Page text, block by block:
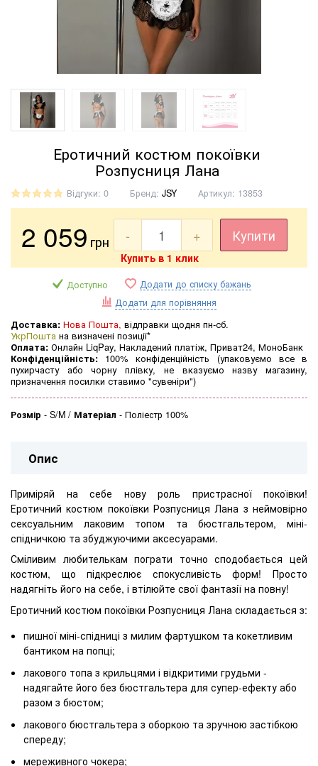
Еротичний костюм покоївки
Розпусниця Лана
Відгуки: 0 Бренд: JSY Артикул: 13853
2 059 грн - + Купити
Купить в 1 клик
Доступно
Додати до списку бажань
Додати для порівняння
Доставка: Нова Пошта, відправки щодня пн-сб.
УкрПошта на визначені позиції*
Оплата: Онлайн LiqPay, Накладений платіж, Приват24, МоноБанк
Конфіденційність: 100% конфіденційність (упаковуємо все в
пухирчасту або чорну плівку, не вказуємо назву магазину,
призначення посилки ставимо "сувеніри")
Розмір - S/M Матеріал - Поліестр 100%
Опис
Приміряй на себе нову роль пристрасної покоївки!
Еротичний костюм покоївки Розпусниця Лана з неймовірно
сексуальним лаковим топом та бюстгальтером, міні-
спідничкою та збуджуючими аксесуарами.
Сміливим любителькам пограти точно сподобається цей
костюм, що підкреслює спокусливість форм! Просто
надягніть його на себе, і втілюйте свої фантазії на повну!
Еротичний костюм покоївки Розпусниця Лана складається з:
пишної міні-спідниці з милим фартушком та кокетливим
бантиком на попці;
лакового топа з крильцями і відкритими грудьми -
надягайте його без бюстгальтера для супер-ефекту або
разом з бюстом;
лакового бюстгальтера з оборкою та зручною застібкою
спереду;
мереживного чокера;